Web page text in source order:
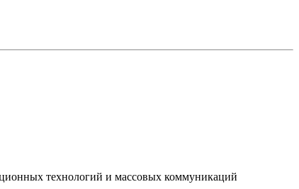
технологий и массовых коммуникаций